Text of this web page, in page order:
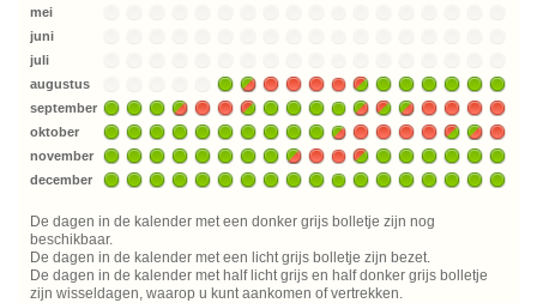
mei
juni
juli
augustus
september
oktober
november
december
De dagen in de kalender met een donker grijs bolletje zijn nog
beschikbaar.
De dagen in de kalender met een licht grijs bolletje zijn bezet.
De dagen in de kalender met half licht grijs en half donker grijs bolletje
zijn wisseldagen, waarop u kunt aankomen of vertrekken.